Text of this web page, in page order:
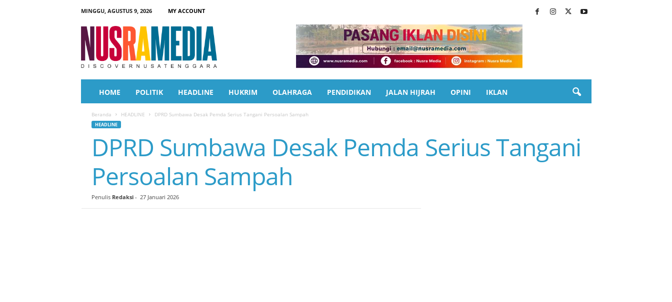
MINGGU, AGUSTUS 9, 2026
MY ACCOUNT
a
HOME POLITIK HEADLINE HUKRIM OLAHRAGA PENDIDIKAN JALAN HIJRAH OPINI IKLAN
Beranda HEADLINE DPRD Sumbawa Desak Pemda Serius Tangani Persoalan Sampah
HEADLINE
DPRD Sumbawa Desak Pemda Serius Tangani
Persoalan Sampah
Penulis Redaksi- 27 Januari 2026